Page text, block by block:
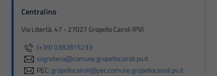
Centralino
Via Libertà, 47 - 27027 Gropello Cairoli (PV)
(+39) 0382815233
segreteria@comune.gropellocairoli.pv.it
PEC: gropellocairoli@pec.comune.gropellocairoli.pv.it